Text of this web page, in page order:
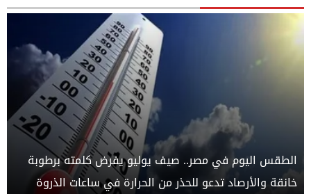
الطقس اليوم في مصر.. صيف يوليو يفرض كلمته برطوبة
خانقة والأرصاد تدعو للحذر من الحرارة في ساعات الذروة